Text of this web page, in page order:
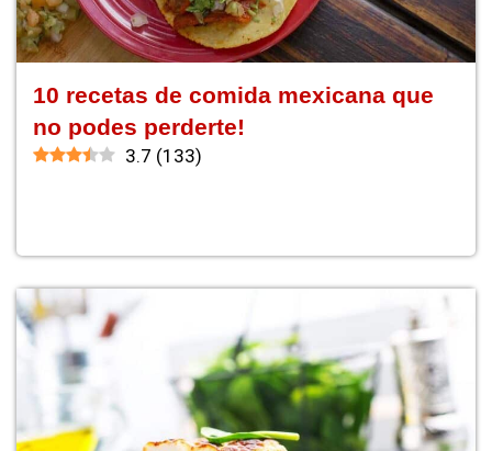
10 recetas de comida mexicana que
no podes perderte!
3.7 (133)